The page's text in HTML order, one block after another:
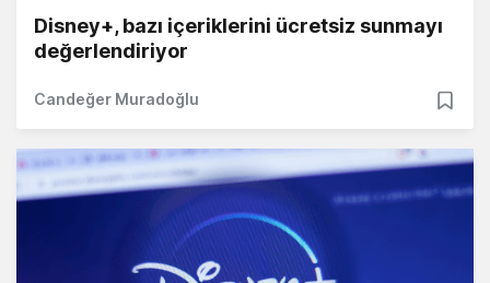
Disney+, bazı içeriklerini ücretsiz sunmayı
değerlendiriyor
Candeğer Muradoğlu